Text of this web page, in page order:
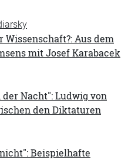
Aus dem
mit Josef Karabacek
Nacht": Ludwig von
den Diktaturen
Beispielhafte